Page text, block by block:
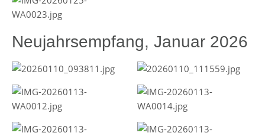
Neujahrsempfang, Januar 2026